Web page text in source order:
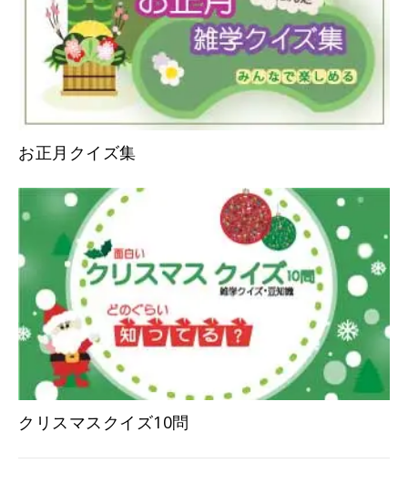
お正月クイズ集
クリスマスクイズ10問